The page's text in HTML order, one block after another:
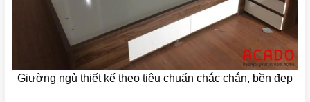
Giường ngủ thiết kế theo tiêu chuẩn chắc chắn, bền đẹp